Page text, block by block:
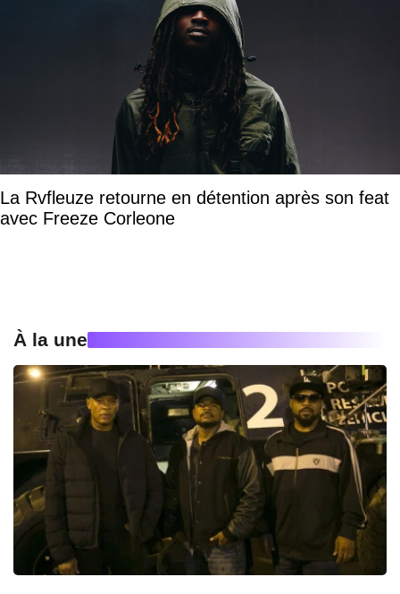
La Rvfleuze retourne en détention après son feat
avec Freeze Corleone
À la une